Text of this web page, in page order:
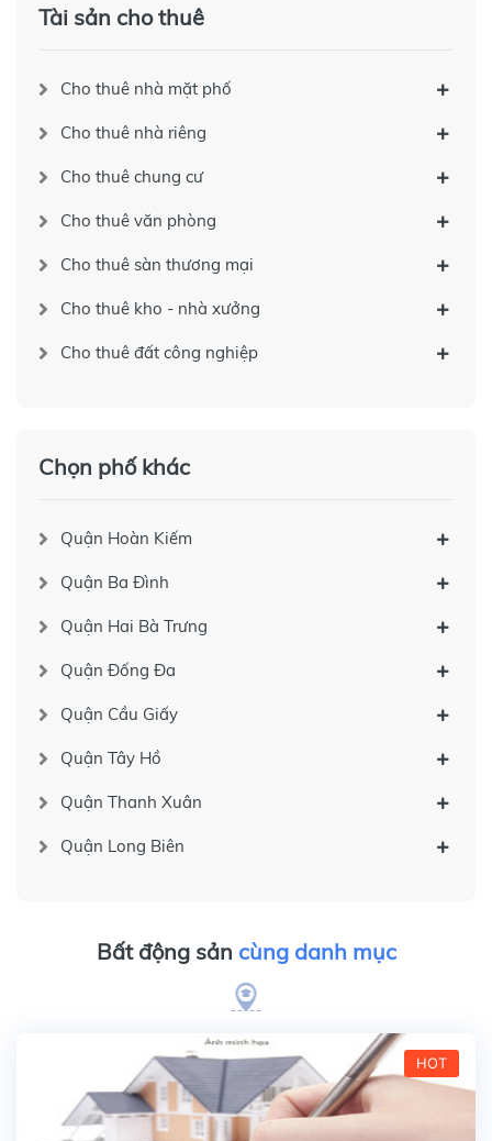
Tài sản cho thuê
Cho thuê nhà mặt phố
Cho thuê nhà riêng
Cho thuê chung cư
Cho thuê văn phòng
Cho thuê sàn thương mại
Cho thuê kho - nhà xưởng
Cho thuê đất công nghiệp
Chọn phố khác
Quận Hoàn Kiếm
Quận Ba Đình
Quận Hai Bà Trưng
Quận Đống Đa
Quận Cầu Giấy
Quận Tây Hồ
Quận Thanh Xuân
Quận Long Biên
Bất động sản cùng danh mục
HOT